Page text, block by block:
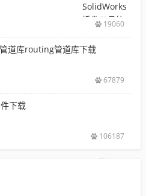
包
载
下
载|
附
件
库
配
SolidWorks
插件工具箱
提高设计效
19060
道库routing管道库下载
67879
下载
106187